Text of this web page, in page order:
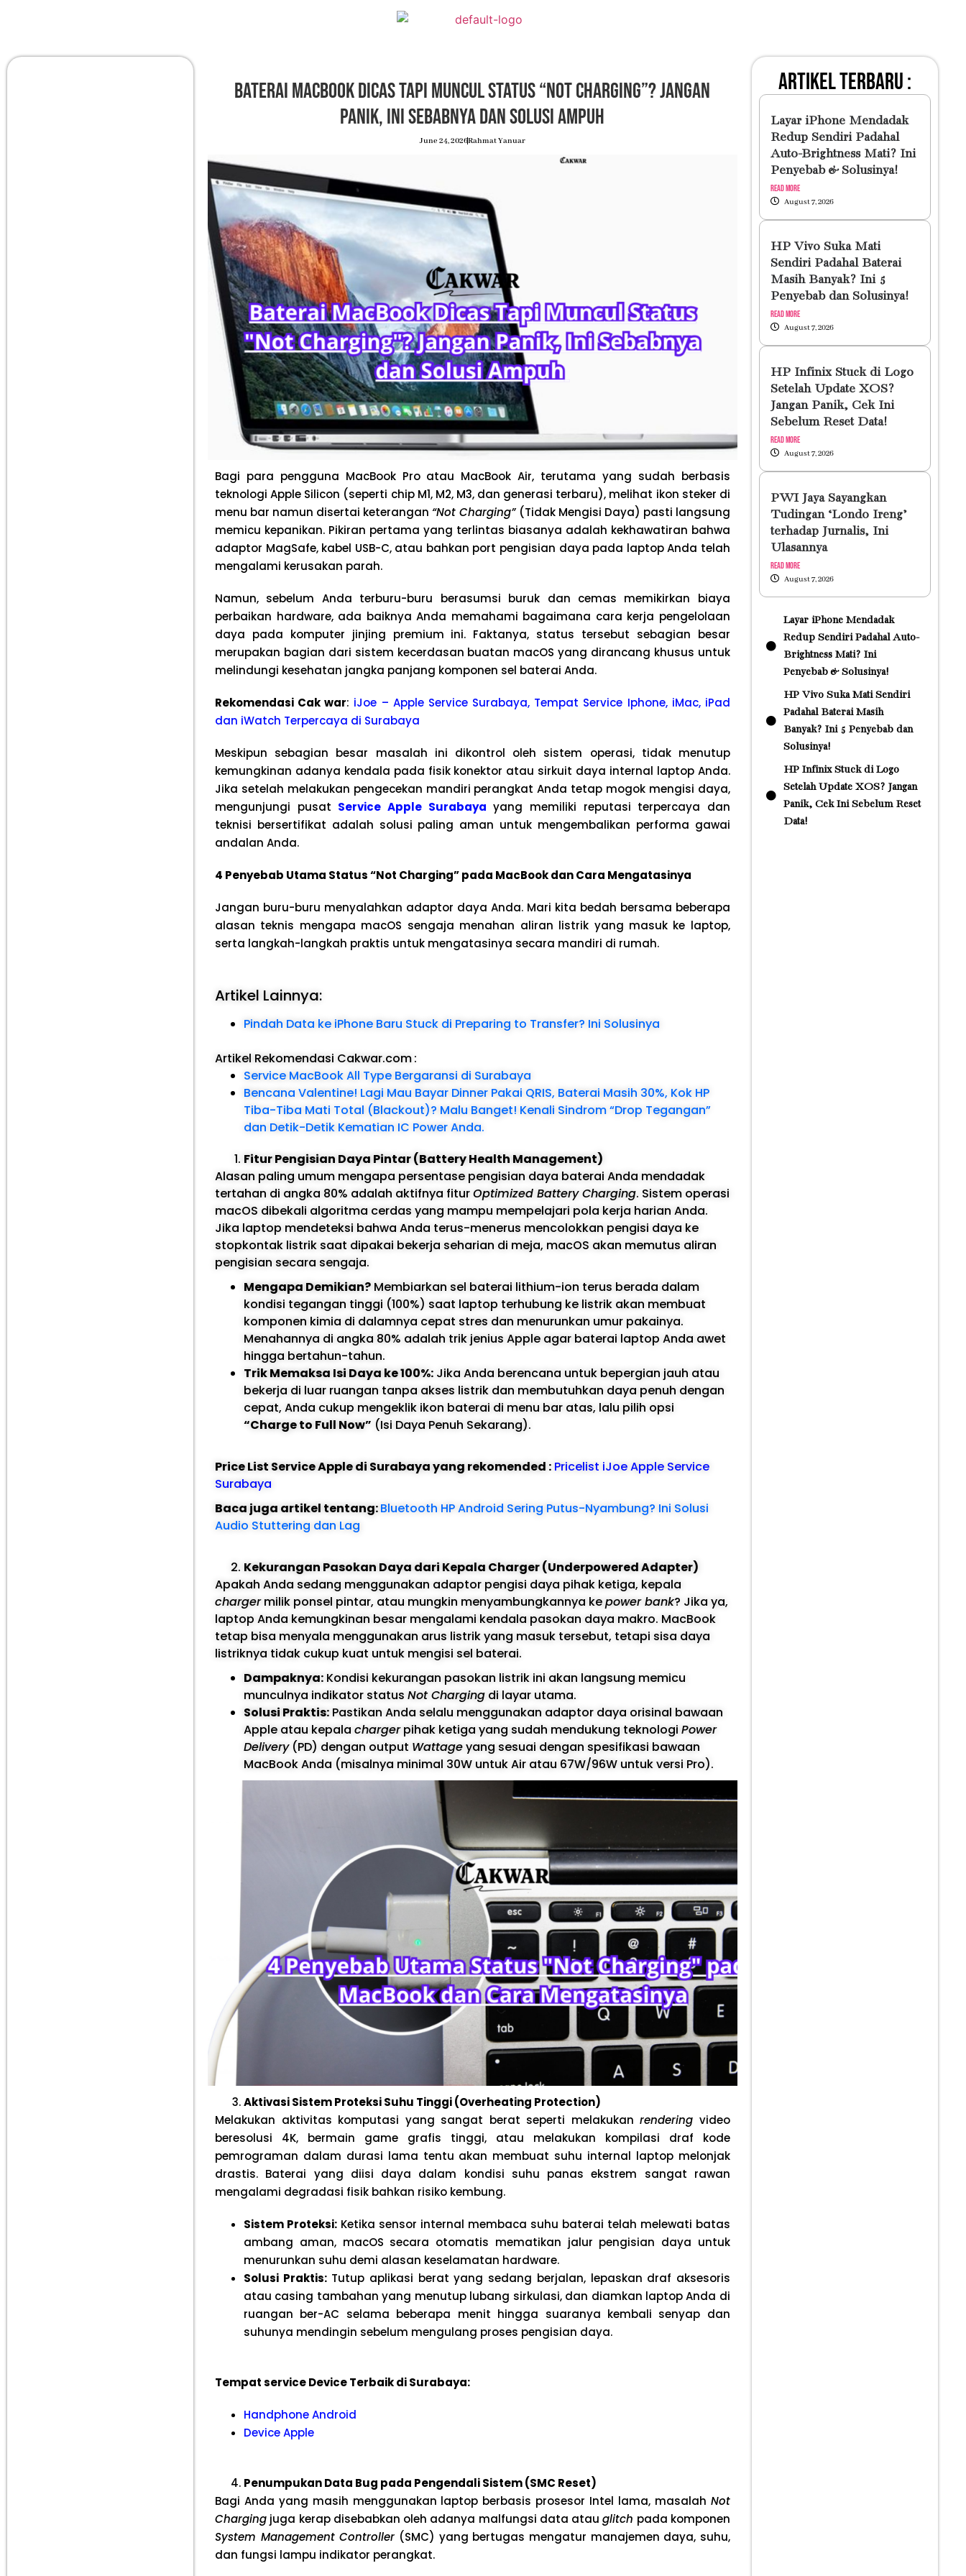
Baterai MacBook Dicas Tapi Muncul Status “Not Charging”? Jangan
Panik, Ini Sebabnya dan Solusi Ampuh
June 24, 2026Rahmat Yanuar
Bagi para pengguna MacBook Pro atau MacBook Air, terutama yang sudah berbasis
teknologi Apple Silicon (seperti chip M1, M2, M3, dan generasi terbaru), melihat ikon steker di
menu bar namun disertai keterangan“Not Charging”(Tidak Mengisi Daya) pasti langsung
memicu kepanikan. Pikiran pertama yang terlintas biasanya adalah kekhawatiran bahwa
adaptor MagSafe, kabel USB-C, atau bahkan port pengisian daya pada laptop Anda telah
mengalami kerusakan parah.
Namun, sebelum Anda terburu-buru berasumsi buruk dan cemas memikirkan biaya
perbaikan hardware, ada baiknya Anda memahami bagaimana cara kerja pengelolaan
daya pada komputer jinjing premium ini. Faktanya, status tersebut sebagian besar
merupakan bagian dari sistem kecerdasan buatan macOS yang dirancang khusus untuk
melindungi kesehatan jangka panjang komponen sel baterai Anda.
Rekomendasi Cak war: iJoe – Apple Service Surabaya, Tempat Service Iphone, iMac, iPad
dan iWatch Terpercaya di Surabaya
Meskipun sebagian besar masalah ini dikontrol oleh sistem operasi, tidak menutup
kemungkinan adanya kendala pada fisik konektor atau sirkuit daya internal laptop Anda.
Jika setelah melakukan pengecekan mandiri perangkat Anda tetap mogok mengisi daya,
mengunjungi pusat Service Apple Surabaya yang memiliki reputasi terpercaya dan
teknisi bersertifikat adalah solusi paling aman untuk mengembalikan performa gawai
andalan Anda.
4 Penyebab Utama Status “Not Charging” pada MacBook dan Cara Mengatasinya
Jangan buru-buru menyalahkan adaptor daya Anda. Mari kita bedah bersama beberapa
alasan teknis mengapa macOS sengaja menahan aliran listrik yang masuk ke laptop,
serta langkah-langkah praktis untuk mengatasinya secara mandiri di rumah.
Artikel Lainnya:
Pindah Data ke iPhone Baru Stuck di Preparing to Transfer? Ini Solusinya
Artikel Rekomendasi Cakwar.com:
Service MacBook All Type Bergaransi di Surabaya
Bencana Valentine! Lagi Mau Bayar Dinner Pakai QRIS, Baterai Masih 30%, Kok HP
Tiba-Tiba Mati Total (Blackout)? Malu Banget! Kenali Sindrom “Drop Tegangan”
dan Detik-Detik Kematian IC Power Anda.
Fitur Pengisian Daya Pintar (Battery Health Management)
Alasan paling umum mengapa persentase pengisian daya baterai Anda mendadak
tertahan di angka 80% adalah aktifnya fiturOptimized Battery Charging. Sistem operasi
macOS dibekali algoritma cerdas yang mampu mempelajari pola kerja harian Anda.
Jika laptop mendeteksi bahwa Anda terus-menerus mencolokkan pengisi daya ke
stopkontak listrik saat dipakai bekerja seharian di meja, macOS akan memutus aliran
pengisian secara sengaja.
Mengapa Demikian?Membiarkan sel baterai lithium-ion terus berada dalam
kondisi tegangan tinggi (100%) saat laptop terhubung ke listrik akan membuat
komponen kimia di dalamnya cepat stres dan menurunkan umur pakainya.
Menahannya di angka 80% adalah trik jenius Apple agar baterai laptop Anda awet
hingga bertahun-tahun.
Trik Memaksa Isi Daya ke 100%:Jika Anda berencana untuk bepergian jauh atau
bekerja di luar ruangan tanpa akses listrik dan membutuhkan daya penuh dengan
cepat, Anda cukup mengeklik ikon baterai di menu bar atas, lalu pilih opsi
“Charge to Full Now” (Isi Daya Penuh Sekarang).
Price List Service Apple di Surabaya yang rekomended : Pricelist iJoe Apple Service
Surabaya
Baca juga artikel tentang:Bluetooth HP Android Sering Putus-Nyambung? Ini Solusi
Audio Stuttering dan Lag
Kekurangan Pasokan Daya dari Kepala Charger (Underpowered Adapter)
Apakah Anda sedang menggunakan adaptor pengisi daya pihak ketiga, kepala
chargermilik ponsel pintar, atau mungkin menyambungkannya kepower bank? Jika ya,
laptop Anda kemungkinan besar mengalami kendala pasokan daya makro. MacBook
tetap bisa menyala menggunakan arus listrik yang masuk tersebut, tetapi sisa daya
listriknya tidak cukup kuat untuk mengisi sel baterai.
Dampaknya:Kondisi kekurangan pasokan listrik ini akan langsung memicu
munculnya indikator status Not Chargingdi layar utama.
Solusi Praktis:Pastikan Anda selalu menggunakan adaptor daya orisinal bawaan
Apple atau kepala chargerpihak ketiga yang sudah mendukung teknologi Power
Delivery(PD) dengan output Wattageyang sesuai dengan spesifikasi bawaan
MacBook Anda (misalnya minimal 30W untuk Air atau 67W/96W untuk versi Pro).
Aktivasi Sistem Proteksi Suhu Tinggi (Overheating Protection)
Melakukan aktivitas komputasi yang sangat berat seperti melakukanrendering video
beresolusi 4K, bermain game grafis tinggi, atau melakukan kompilasi draf kode
pemrograman dalam durasi lama tentu akan membuat suhu internal laptop melonjak
drastis. Baterai yang diisi daya dalam kondisi suhu panas ekstrem sangat rawan
mengalami degradasi fisik bahkan risiko kembung.
Sistem Proteksi:Ketika sensor internal membaca suhu baterai telah melewati batas
ambang aman, macOS secara otomatis mematikan jalur pengisian daya untuk
menurunkan suhu demi alasan keselamatan hardware.
Solusi Praktis:Tutup aplikasi berat yang sedang berjalan, lepaskan draf aksesoris
atau casing tambahan yang menutup lubang sirkulasi, dan diamkan laptop Anda di
ruangan ber-AC selama beberapa menit hingga suaranya kembali senyap dan
suhunya mendingin sebelum mengulang proses pengisian daya.
Tempat service Device Terbaik di Surabaya:
Handphone Android
Device Apple
Penumpukan Data Bug pada Pengendali Sistem (SMC Reset)
Bagi Anda yang masih menggunakan laptop berbasis prosesor Intel lama, masalah Not
Chargingjuga kerap disebabkan oleh adanya malfungsi data atauglitch pada komponen
System Management Controller (SMC) yang bertugas mengatur manajemen daya, suhu,
dan fungsi lampu indikator perangkat.
artikel terbaru :
Layar iPhone Mendadak
Redup Sendiri Padahal
Auto-Brightness Mati? Ini
Penyebab & Solusinya!
Read More
August 7, 2026
HP Vivo Suka Mati
Sendiri Padahal Baterai
Masih Banyak? Ini 5
Penyebab dan Solusinya!
Read More
August 7, 2026
HP Infinix Stuck di Logo
Setelah Update XOS?
Jangan Panik, Cek Ini
Sebelum Reset Data!
Read More
August 7, 2026
PWI Jaya Sayangkan
Tudingan ‘Londo Ireng’
terhadap Jurnalis, Ini
Ulasannya
Read More
August 7, 2026
Layar iPhone Mendadak
Redup Sendiri Padahal Auto-
Brightness Mati? Ini
Penyebab & Solusinya!
HP Vivo Suka Mati Sendiri
Padahal Baterai Masih
Banyak? Ini 5 Penyebab dan
Solusinya!
HP Infinix Stuck di Logo
Setelah Update XOS? Jangan
Panik, Cek Ini Sebelum Reset
Data!